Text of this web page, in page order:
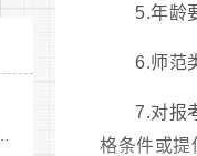
5.年龄
6.师范
7.对报
格条件或提